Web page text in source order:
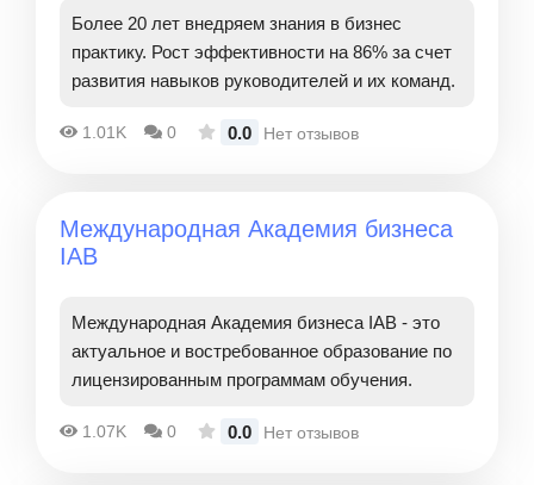
Более 20 лет внедряем знания в бизнес
практику. Рост эффективности на 86% за счет
развития навыков руководителей и их команд.
1.01K 0 0.0 Нет отзывов
Международная Академия бизнеса
IAB
Международная Академия бизнеса IAB - это
актуальное и востребованное образование по
лицензированным программам обучения.
1.07K 0 0.0 Нет отзывов